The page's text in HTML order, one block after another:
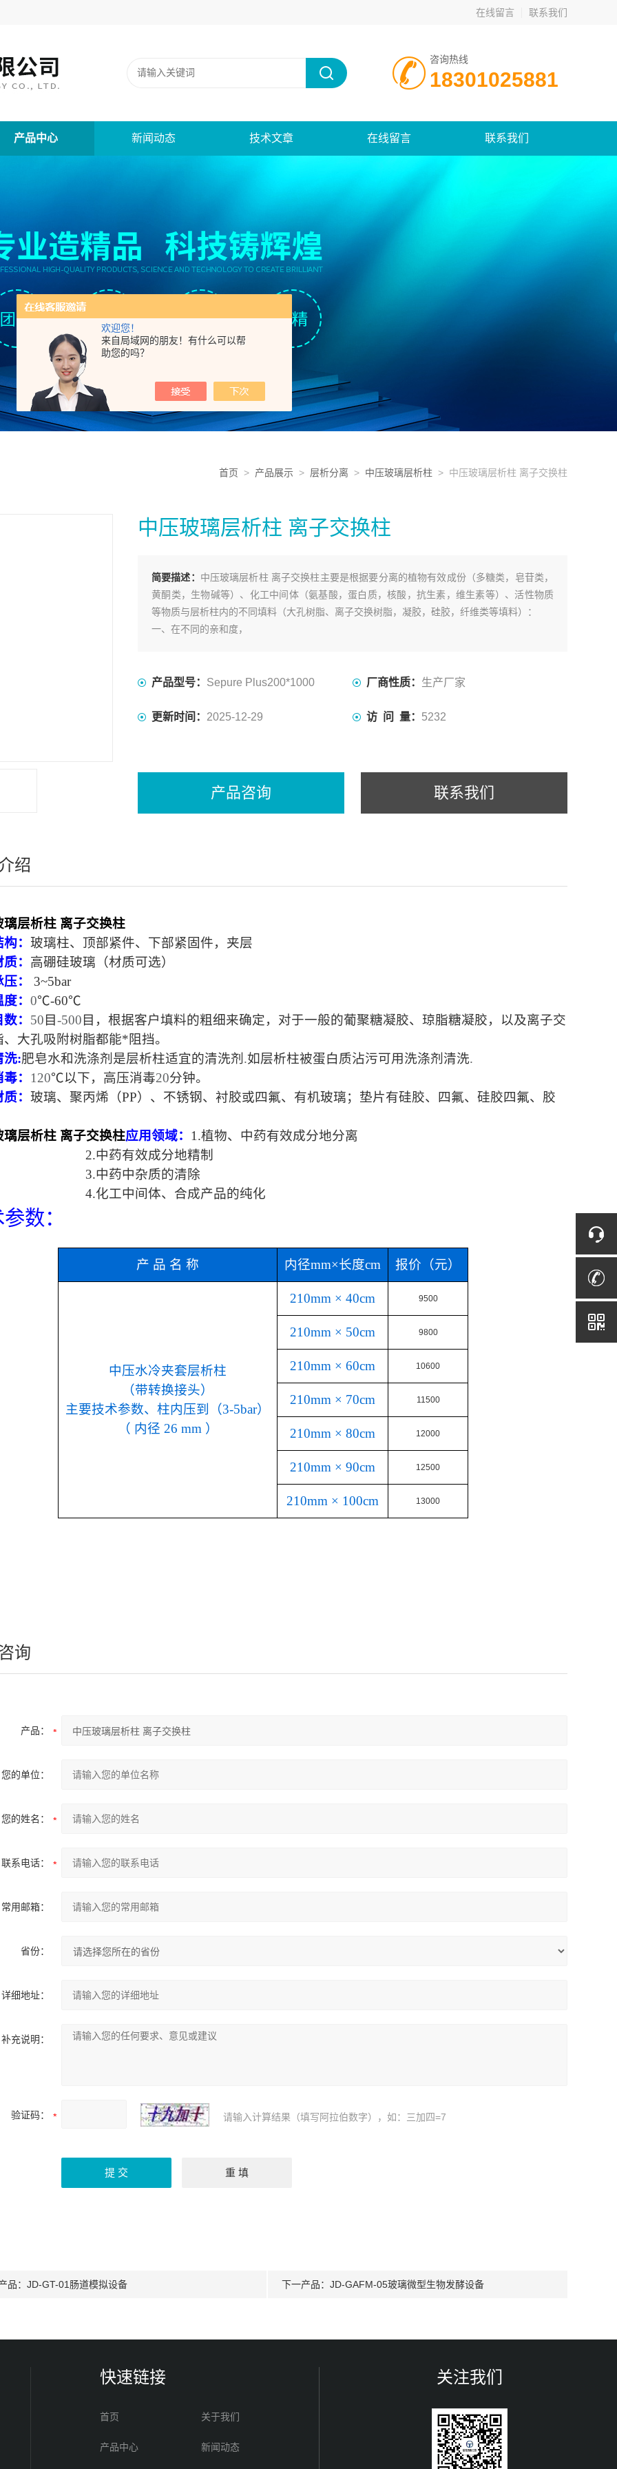
欢迎您！
来自局域网的朋友！有什么可以帮
助您的吗？
在线留言 联系我们
咨询热线
18301025881
产品中心 新闻动态 技术文章 在线留言 联系我们
首页 > 产品展示 > 层析分离 > 中压玻璃层析柱 > 中压玻璃层析柱 离子交换柱
中压玻璃层析柱 离子交换柱
简要描述： 中压玻璃层析柱 离子交换柱主要是根据要分离的植物有效成份（多糖类，皂苷类，
黄酮类，生物碱等）、化工中间体（氨基酸，蛋白质，核酸，抗生素，维生素等）、活性物质
等物质与层析柱内的不同填料（大孔树脂、离子交换树脂，凝胶，硅胶，纤维类等填料）：
一、在不同的亲和度，
四、在不同的压力和流速下有层次的分开不同类别或不同成份，而得到计划有效组份或成分.
产品型号： Sepure Plus200*1000 厂商性质： 生产厂家
更新时间： 2025-12-29 访 问 量： 5232
产品咨询 联系我们
绍
璃层析柱 离子交换柱
： 玻璃柱、顶部紧件、下部紧固件，夹层
： 高硼硅玻璃（材质可选）
：
3~5bar
： 0℃-60℃
： 50 目-500 目，根据客户填料的粗细来确定，对于一般的葡聚糖凝胶、琼脂糖凝胶，以及离子交
大孔吸附树脂都能*阻挡。
洗:肥皂水和洗涤剂是层析柱适宜的清洗剂 .如层析柱被蛋白质沾污可用洗涤剂清洗.
： 120℃以下，高压消毒20分钟。
： 玻璃、聚丙烯（PP）、不锈钢、衬胶或四氟、有机玻璃；垫片有硅胶、四氟、硅胶四氟、胶
璃层析柱 离子交换柱应用领域： 1.植物、中药有效成分地分离
中药有效成分地精制
中药中杂质的清除
化工中间体、合成产品的纯化
数：
产 品 名 称 内径mm×长度cm 报价（元）
中压水冷夹套层析柱
（带转换接头）
主要技术参数、柱内压到（3-5bar）
（ 内径 26 mm ）
210mm × 40cm 9500
210mm × 50cm 9800
210mm × 60cm 10600
210mm × 70cm 11500
210mm × 80cm 12000
210mm × 90cm 12500
210mm × 100cm 13000
询
产品：
您的单位：
您的姓名：
联系电话：
常用邮箱：
省份：
详细地址：
补充说明：
验证码： 请输入计算结果（填写阿拉伯数字），如：三加四=7
品： JD-GT-01肠道模拟设备 下一产品： JD-GAFM-05玻璃微型生物发酵设备
快速链接
首页 关于我们
产品中心 新闻动态
关注我们